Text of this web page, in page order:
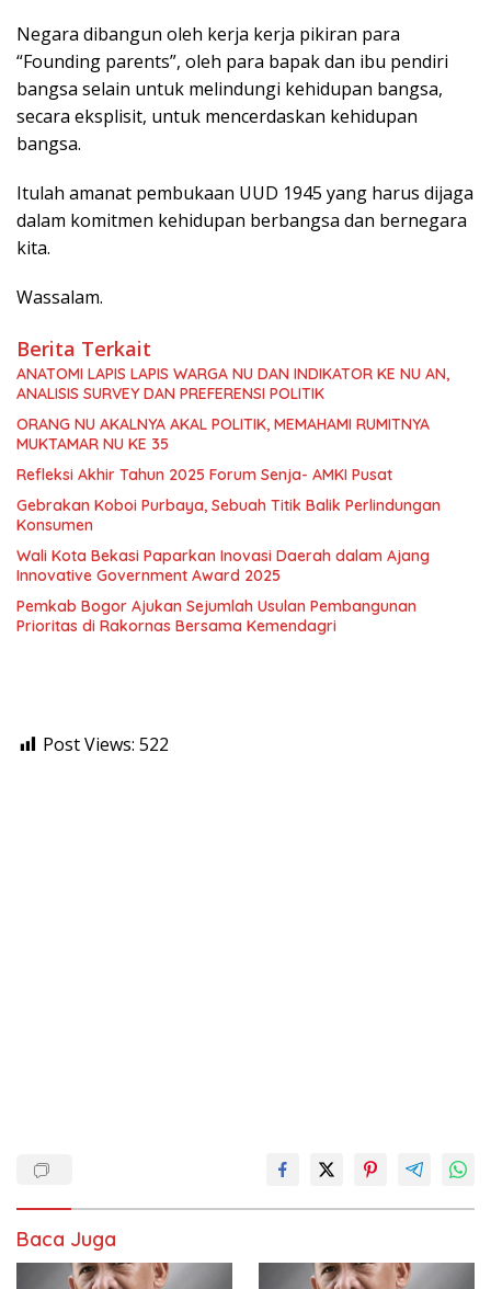
Negara dibangun oleh kerja kerja pikiran para
“Founding parents”, oleh para bapak dan ibu pendiri
bangsa selain untuk melindungi kehidupan bangsa,
secara eksplisit, untuk mencerdaskan kehidupan
bangsa.
Itulah amanat pembukaan UUD 1945 yang harus dijaga
dalam komitmen kehidupan berbangsa dan bernegara
kita.
Wassalam.
Berita Terkait
ANATOMI LAPIS LAPIS WARGA NU DAN INDIKATOR KE NU AN,
ANALISIS SURVEY DAN PREFERENSI POLITIK
ORANG NU AKALNYA AKAL POLITIK, MEMAHAMI RUMITNYA
MUKTAMAR NU KE 35
Refleksi Akhir Tahun 2025 Forum Senja- AMKI Pusat
Gebrakan Koboi Purbaya, Sebuah Titik Balik Perlindungan
Konsumen
Wali Kota Bekasi Paparkan Inovasi Daerah dalam Ajang
Innovative Government Award 2025
Pemkab Bogor Ajukan Sejumlah Usulan Pembangunan
Prioritas di Rakornas Bersama Kemendagri
Post Views: 522
Baca Juga